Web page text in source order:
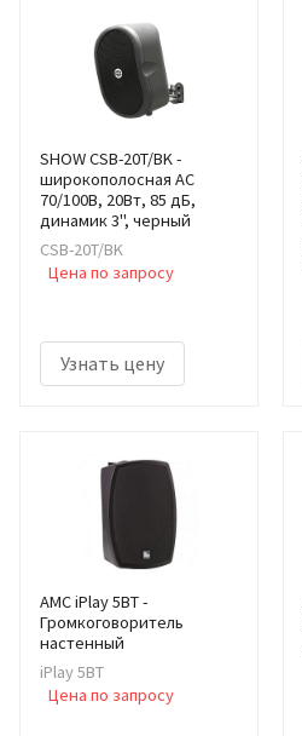
SHOW CSB-20T/BK -
широкополосная АС
70/100В, 20Вт, 85 дБ,
динамик 3", черный
CSB-20T/BK
Цена по запросу
Узнать цену
AMC iPlay 5BT -
Громкоговоритель
настенный
iPlay 5BT
Цена по запросу